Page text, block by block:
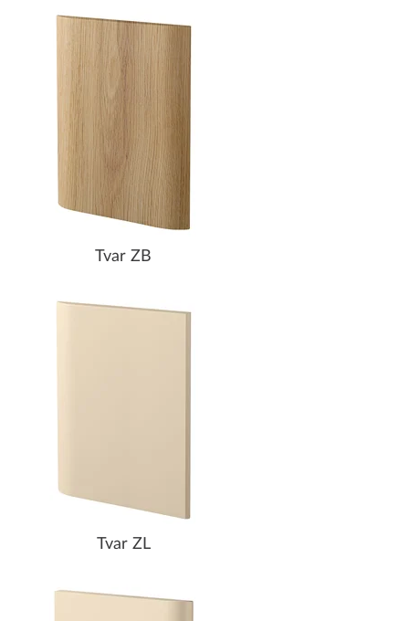
Tvar ZB
Tvar ZL